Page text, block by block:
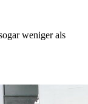
weniger als